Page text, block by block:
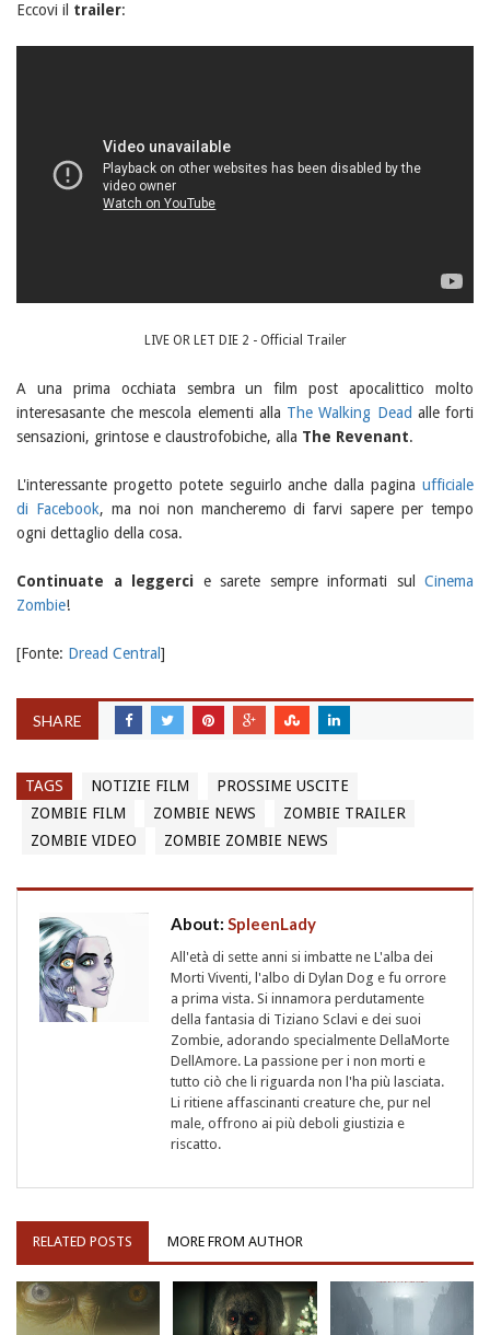
Eccovi il trailer:
LIVE OR LET DIE 2 - Official Trailer
A una prima occhiata sembra un film post apocalittico molto
interesasante che mescola elementi alla The Walking Dead alle forti
sensazioni, grintose e claustrofobiche, alla The Revenant.
L'interessante progetto potete seguirlo anche dalla pagina ufficiale
di Facebook, ma noi non mancheremo di farvi sapere per tempo
ogni dettaglio della cosa.
Continuate a leggerci e sarete sempre informati sul Cinema
Zombie!
[Fonte: Dread Central ]
SHARE
TAGS NOTIZIE FILM
PROSSIME USCITE
ZOMBIE FILM
ZOMBIE NEWS
ZOMBIE TRAILER
ZOMBIE VIDEO
ZOMBIE ZOMBIE NEWS
About: SpleenLady
All'età di sette anni si imbatte ne L'alba dei
Morti Viventi, l'albo di Dylan Dog e fu orrore
a prima vista. Si innamora perdutamente
della fantasia di Tiziano Sclavi e dei suoi
Zombie, adorando specialmente DellaMorte
DellAmore. La passione per i non morti e
tutto ciò che li riguarda non l'ha più lasciata.
Li ritiene affascinanti creature che, pur nel
male, offrono ai più deboli giustizia e
riscatto.
RELATED POSTS MORE FROM AUTHOR